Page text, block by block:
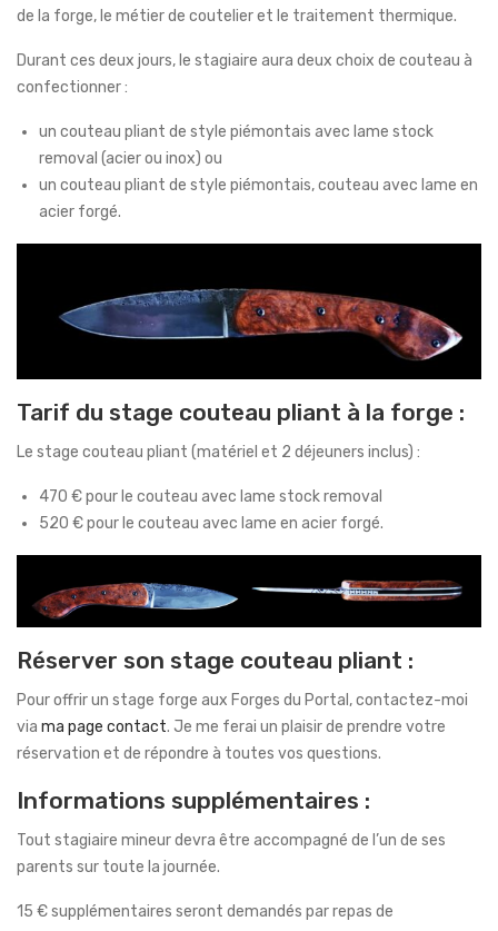
de la forge, le métier de coutelier et le traitement thermique.
Durant ces deux jours, le stagiaire aura deux choix de couteau à
confectionner :
un couteau pliant de style piémontais avec lame stock
removal (acier ou inox) ou
un couteau pliant de style piémontais, couteau avec lame en
acier forgé.
Tarif du stage couteau pliant à la forge :
Le stage couteau pliant (matériel et 2 déjeuners inclus) :
470 € pour le couteau avec lame stock removal
520 € pour le couteau avec lame en acier forgé.
Réserver son stage couteau pliant :
Pour offrir un stage forge aux Forges du Portal, contactez-moi
via ma page contact. Je me ferai un plaisir de prendre votre
réservation et de répondre à toutes vos questions.
Informations supplémentaires :
Tout stagiaire mineur devra être accompagné de l’un de ses
parents sur toute la journée.
15 € supplémentaires seront demandés par repas de